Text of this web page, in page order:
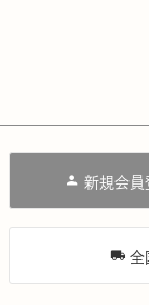
新規会員
全